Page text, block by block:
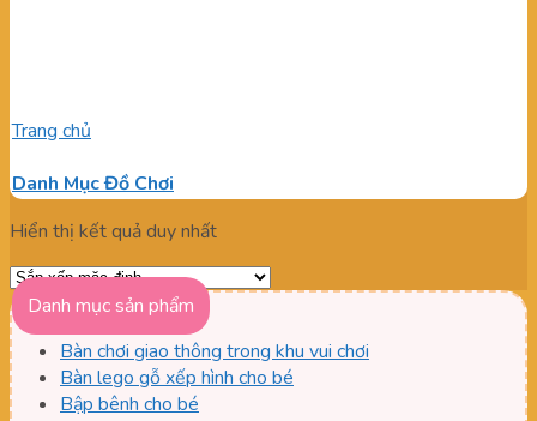
Trang chủ
Danh Mục Đồ Chơi
Hiển thị kết quả duy nhất
Danh mục sản phẩm
Bàn chơi giao thông trong khu vui chơi
Bàn lego gỗ xếp hình cho bé
Bập bênh cho bé